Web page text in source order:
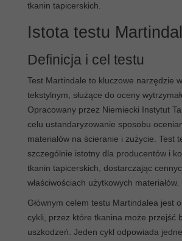
tkanin tapicerskich.
Istota testu
Definicja i cel testu
Test Martindale to kluczowe narzędzie
tekstylnym, służące do oceny
Opracowany przez Niemiecki Instytut
celu ustandaryzowanie sposobu
materiałów na ścieranie i zużycie. Test
szczególnie istotny dla producentów i
tkanin tapicerskich, dostarczając
właściwościach użytkowych materiałów.
Głównym celem testu Martindalea jest
cykli, przez które tkanina może przejść
uszkodzeń. Jeden cykl odpowiada